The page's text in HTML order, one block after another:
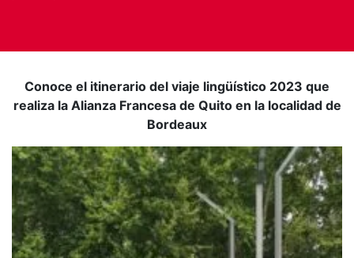
Conoce el itinerario del viaje lingüístico 2023 que
realiza la Alianza Francesa de Quito en la localidad de
Bordeaux